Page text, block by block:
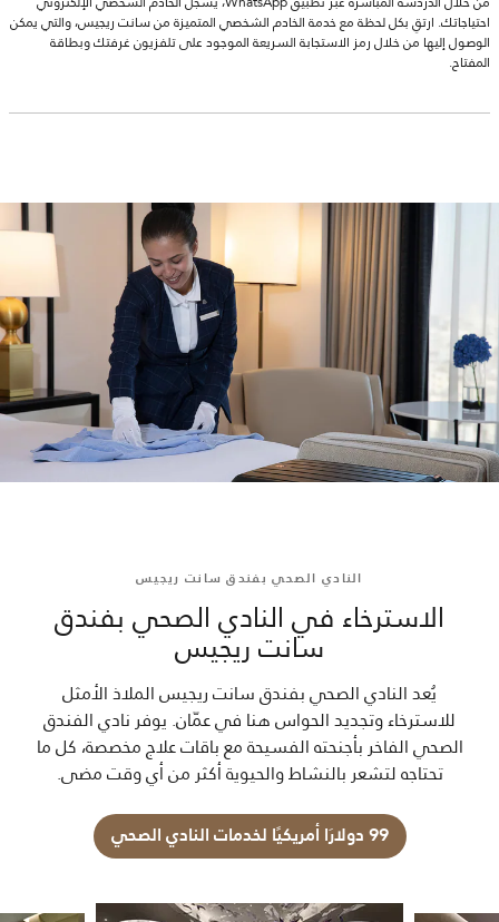
احتياجاتك. ارتقِ بكل لحظة مع خدمة الخادم الشخصي المتميزة من سانت ريجيس، والتي يمكن
الوصول إليها من خلال رمز الاستجابة السريعة الموجود على تلفزيون غرفتك وبطاقة
المفتاح.
النادي الصحي بفندق سانت ريجيس
الاسترخاء في النادي الصحي بفندق
سانت ريجيس
يُعد النادي الصحي بفندق سانت ريجيس الملاذ الأمثل
للاسترخاء وتجديد الحواس هنا في عمّان. يوفر نادي الفندق
الصحي الفاخر بأجنحته الفسيحة مع باقات علاج مخصصة، كل ما
تحتاجه لتشعر بالنشاط والحيوية أكثر من أي وقت مضى.
99 دولارَا أمريكيًا لخدمات النادي الصحي